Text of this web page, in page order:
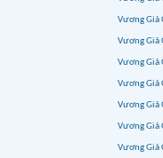
Vương Giả
Vương Giả
Vương Giả
Vương Giả
Vương Giả
Vương Giả
Vương Giả